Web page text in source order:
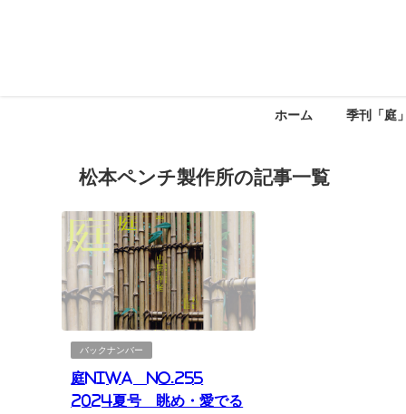
ホーム 季刊「庭
松本ペンチ製作所の記事一覧
バックナンバー
庭NIWA No.255
2024夏号 眺め・愛でる